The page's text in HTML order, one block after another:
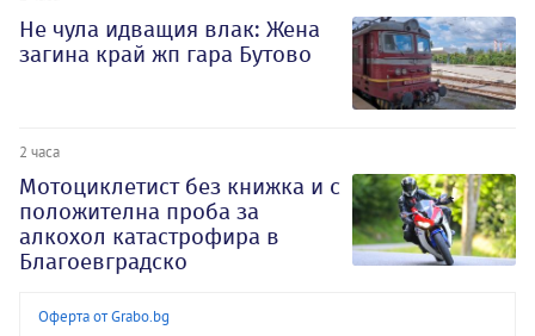
Не чула идващия влак: Жена
загина край жп гара Бутово
2 часа
Мотоциклетист без книжка и с
положителна проба за
алкохол катастрофира в
Благоевградско
Оферта от Grabo.bg